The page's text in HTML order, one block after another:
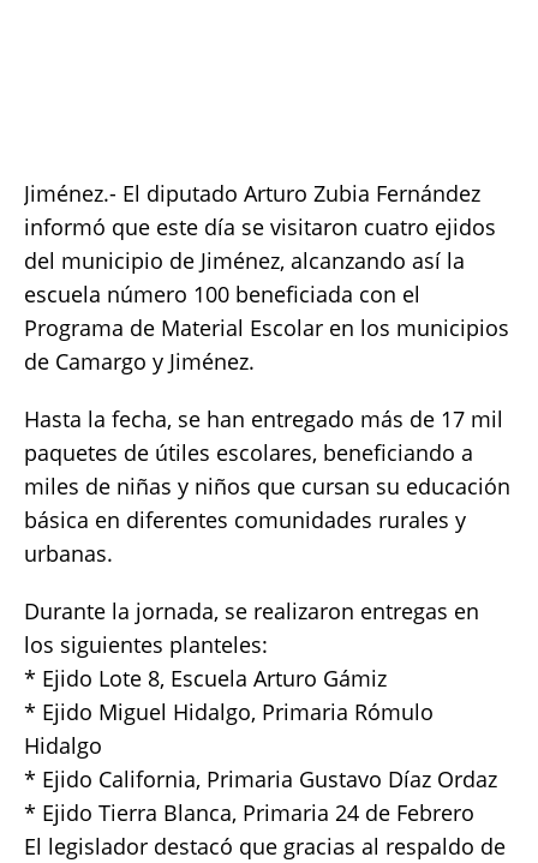
p o
k
k
Jiménez.- El diputado Arturo Zubia Fernández
informó que este día se visitaron cuatro ejidos
del municipio de Jiménez, alcanzando así la
escuela número 100 beneficiada con el
Programa de Material Escolar en los municipios
de Camargo y Jiménez.
Hasta la fecha, se han entregado más de 17 mil
paquetes de útiles escolares, beneficiando a
miles de niñas y niños que cursan su educación
básica en diferentes comunidades rurales y
urbanas.
Durante la jornada, se realizaron entregas en
los siguientes planteles:
* Ejido Lote 8, Escuela Arturo Gámiz
* Ejido Miguel Hidalgo, Primaria Rómulo
Hidalgo
* Ejido California, Primaria Gustavo Díaz Ordaz
* Ejido Tierra Blanca, Primaria 24 de Febrero
El legislador destacó que gracias al respaldo de